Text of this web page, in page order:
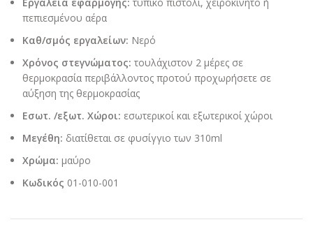
πεπιεσμένου αέρα
Καθ/σμός εργαλείων: Νερό
Χρόνος στεγνώματος: τουλάχιστον 2 μέρες σε
θερμοκρασία περιβάλλοντος προτού προχωρήσετε σε
αύξηση της θερμοκρασίας
Εσωτ. /εξωτ. Χώροι: εσωτερικοί και εξωτερικοί χώροι
Μεγέθη: διατίθεται σε φυσίγγιο των 310ml
Χρώμα: μαύρο
Κωδικός 01-010-001